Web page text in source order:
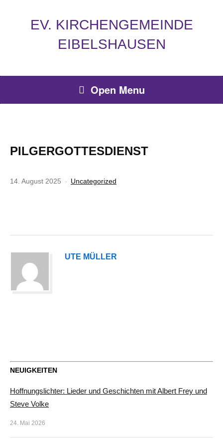
EV. KIRCHENGEMEINDE
EIBELSHAUSEN
Open Menu
PILGERGOTTESDIENST
14. August 2025 Uncategorized
UTE MÜLLER
NEUIGKEITEN
Hoffnungslichter: Lieder und Geschichten mit Albert Frey und
Steve Volke
24. Mai 2026